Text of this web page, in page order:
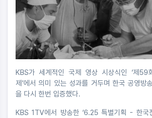
KBS가 세계적인 국제 영상 시상식인 ‘제59
제’에서 의미 있는 성과를 거두며 한국 공영방
을 다시 한번 입증했다.
KBS 1TV에서 방송한 ‘6.25 특별기획 - 한국